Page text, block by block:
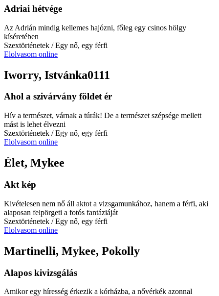
Adriai hétvége
Az Adrián mindig kellemes hajózni, főleg egy csinos hölgy
kíséretében
Szextörténetek / Egy nő, egy férfi
Elolvasom online
Iworry, Istvánka0111
Ahol a szivárvány földet ér
Hív a természet, várnak a túrák! De a természet szépsége mellett
mást is lehet élvezni
Szextörténetek / Egy nő, egy férfi
Elolvasom online
Élet, Mykee
Akt kép
Kivételesen nem nő áll aktot a vizsgamunkához, hanem a férfi, aki
alaposan felpörgeti a fotós fantáziáját
Szextörténetek / Egy nő, egy férfi
Elolvasom online
Martinelli, Mykee, Pokolly
Alapos kivizsgálás
Amikor egy híresség érkezik a kórházba, a nővérkék azonnal